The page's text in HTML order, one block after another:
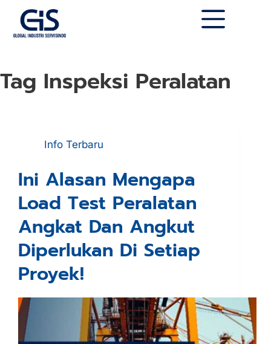
Tag Inspeksi Peralatan
Info Terbaru
Ini Alasan Mengapa
Load Test Peralatan
Angkat Dan Angkut
Diperlukan Di Setiap
Proyek!